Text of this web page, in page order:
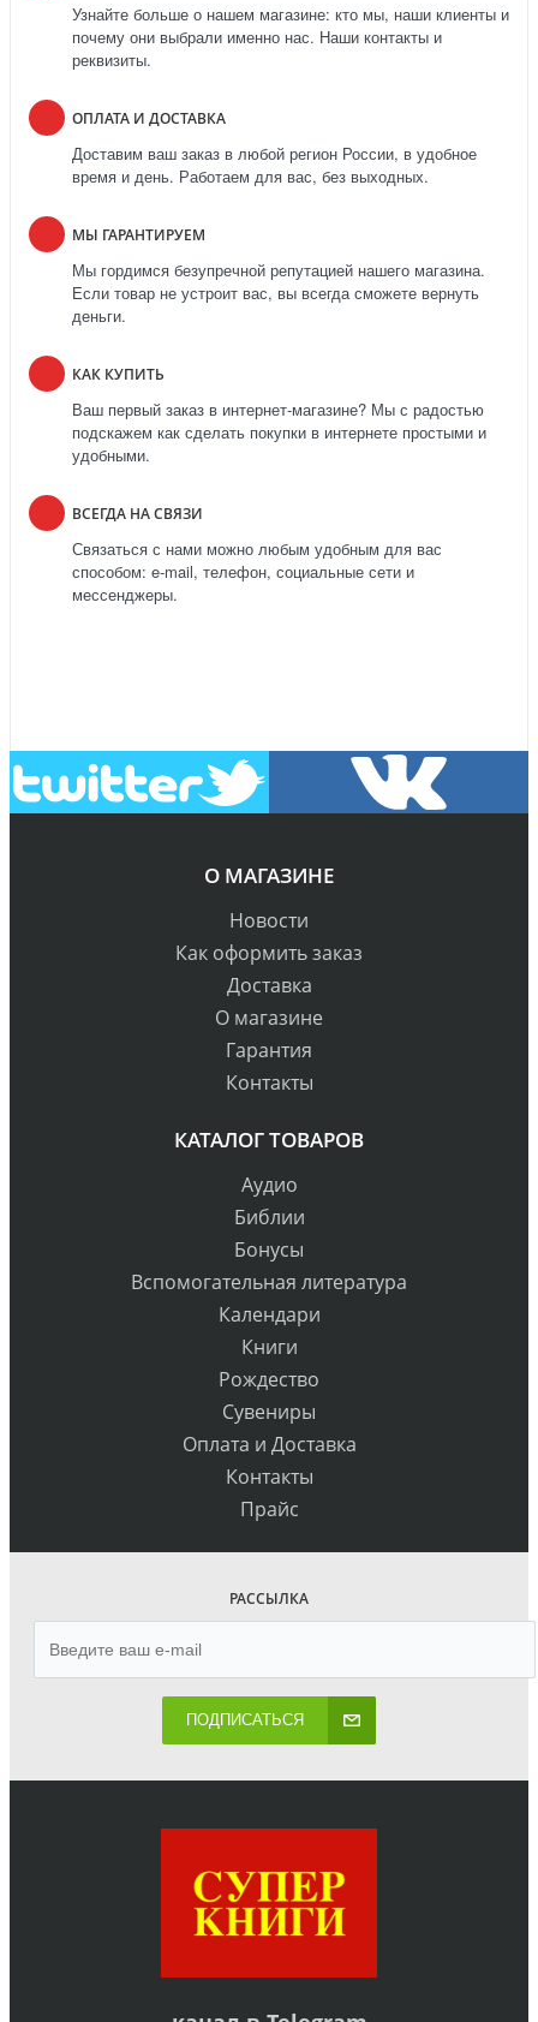
Узнайте больше о нашем магазине: кто мы, наши клиенты и
почему они выбрали именно нас. Наши контакты и
реквизиты.
ОПЛАТА И ДОСТАВКА
Доставим ваш заказ в любой регион России, в удобное
время и день. Работаем для вас, без выходных.
МЫ ГАРАНТИРУЕМ
Мы гордимся безупречной репутацией нашего магазина.
Если товар не устроит вас, вы всегда сможете вернуть
деньги.
КАК КУПИТЬ
Ваш первый заказ в интернет-магазине? Мы с радостью
подскажем как сделать покупки в интернете простыми и
удобными.
ВСЕГДА НА СВЯЗИ
Связаться с нами можно любым удобным для вас
способом: e-mail, телефон, социальные сети и
мессенджеры.
О МАГАЗИНЕ
Новости
Как оформить заказ
Доставка
О магазине
Гарантия
Контакты
КАТАЛОГ ТОВАРОВ
Аудио
Библии
Бонусы
Вспомогательная литература
Календари
Книги
Рождество
Сувениры
Оплата и Доставка
Контакты
Прайс
РАССЫЛКА
ПОДПИСАТЬСЯ